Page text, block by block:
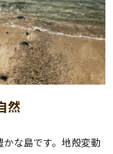
然
な島です。地殻変動